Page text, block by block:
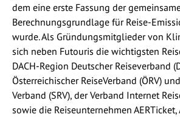
dem eine erste Fassung der
Berechnungsgrundlage für Reise-
wurde. Als Gründungsmitglieder von
sich neben Futouris die wichtigsten
DACH-Region Deutscher Reiseverband
Österreichischer ReiseVerband (ÖRV)
Verband (SRV), der Verband Internet
sowie die Reiseunternehmen